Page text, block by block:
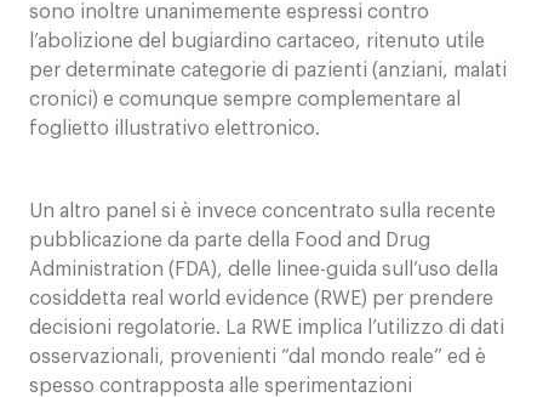
sono inoltre unanimemente espressi contro
l’abolizione del bugiardino cartaceo, ritenuto utile
per determinate categorie di pazienti (anziani, malati
cronici) e comunque sempre complementare al
foglietto illustrativo elettronico.
Un altro panel si è invece concentrato sulla recente
pubblicazione da parte della Food and Drug
Administration (FDA), delle linee-guida sull’uso della
cosiddetta real world evidence (RWE) per prendere
decisioni regolatorie. La RWE implica l’utilizzo di dati
osservazionali, provenienti “dal mondo reale” ed è
spesso contrapposta alle sperimentazioni